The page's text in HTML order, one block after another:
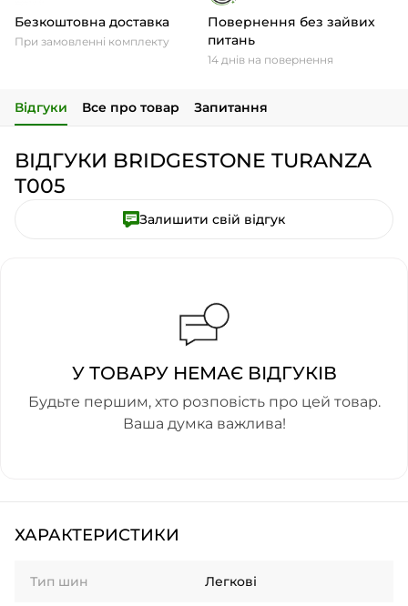
Безкоштовна доставка
При замовленні комплекту
Повернення без зайвих
питань
14 днів на повернення
Відгуки Все про товар Запитання
ВІДГУКИ BRIDGESTONE TURANZA
T005
Залишити свій відгук
У ТОВАРУ НЕМАЄ ВІДГУКІВ
Будьте першим, хто розповість про цей товар.
Ваша думка важлива!
ХАРАКТЕРИСТИКИ
Тип шин Легкові